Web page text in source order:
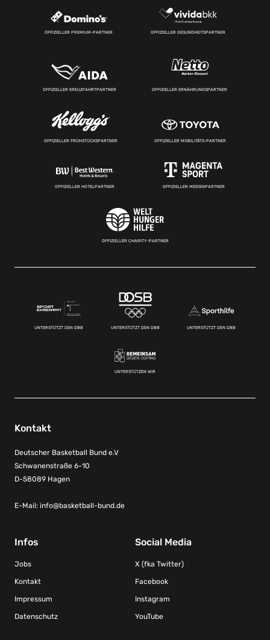
OFFIZIELLER PREMIUM-PARTNER OFFIZIELLER GESUNDHEITSPARTNER
OFFIZIELLER KREUZFAHRTPARTNER OFFIZIELLER ERNÄHRUNGSPARTNER
OFFIZIELLER FRÜHSTÜCKSPARTNER OFFIZIELLER MOBILITÄTS-PARTNER
OFFIZIELLER HOTELPARTNER OFFIZIELLER MEDIENPARTNER
OFFIZIELLER CHARITY-PARTNER
UNTERSTÜTZT DEN DBB UNTERSTÜTZT DEN DBB UNTERSTÜTZT DEN DBB
UNTERSTÜTZEN WIR
Kontakt
Deutscher Basketball Bund e.V
Schwanenstraße 6-10
D-58089 Hagen
E-Mail: info@basketball-bund.de
Infos
Jobs
Kontakt
Impressum
Datenschutz
Social Media
X (fka Twitter)
Facebook
Instagram
YouTube